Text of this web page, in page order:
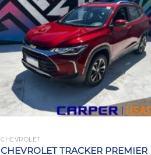
CHEVROLET
CHEVROLET TRACKER PREMIER